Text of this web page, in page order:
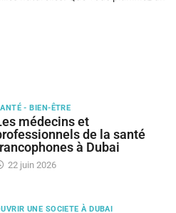
- BIEN-ÊTRE
médecins et
de la santé
à Dubai
22 juin 2026
UNE SOCIETE À DUBAI